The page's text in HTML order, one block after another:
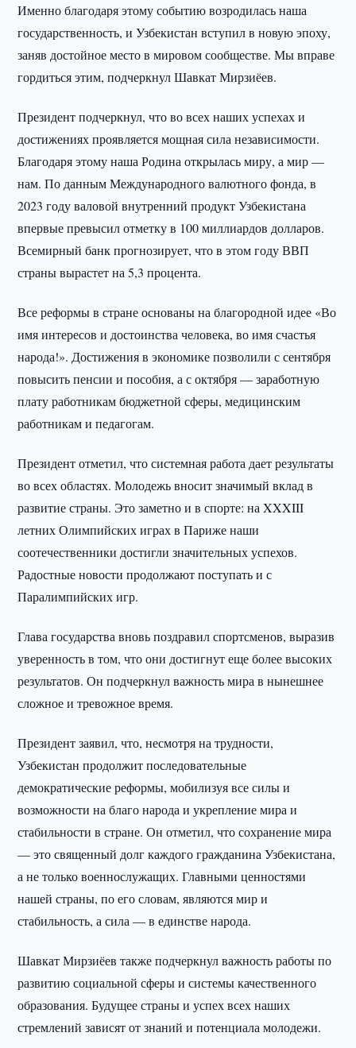
Именно благодаря этому событию возродилась наша
государственность, и Узбекистан вступил в новую эпоху,
заняв достойное место в мировом сообществе. Мы вправе
гордиться этим, подчеркнул Шавкат Мирзиёев.
Президент подчеркнул, что во всех наших успехах и
достижениях проявляется мощная сила независимости.
Благодаря этому наша Родина открылась миру, а мир —
нам. По данным Международного валютного фонда, в
2023 году валовой внутренний продукт Узбекистана
впервые превысил отметку в 100 миллиардов долларов.
Всемирный банк прогнозирует, что в этом году ВВП
страны вырастет на 5,3 процента.
Все реформы в стране основаны на благородной идее «Во
имя интересов и достоинства человека, во имя счастья
народа!». Достижения в экономике позволили с сентября
повысить пенсии и пособия, а с октября — заработную
плату работникам бюджетной сферы, медицинским
работникам и педагогам.
Президент отметил, что системная работа дает результаты
во всех областях. Молодежь вносит значимый вклад в
развитие страны. Это заметно и в спорте: на XXXIII
летних Олимпийских играх в Париже наши
соотечественники достигли значительных успехов.
Радостные новости продолжают поступать и с
Паралимпийских игр.
Глава государства вновь поздравил спортсменов, выразив
уверенность в том, что они достигнут еще более высоких
результатов. Он подчеркнул важность мира в нынешнее
сложное и тревожное время.
Президент заявил, что, несмотря на трудности,
Узбекистан продолжит последовательные
демократические реформы, мобилизуя все силы и
возможности на благо народа и укрепление мира и
стабильности в стране. Он отметил, что сохранение мира
— это священный долг каждого гражданина Узбекистана,
а не только военнослужащих. Главными ценностями
нашей страны, по его словам, являются мир и
стабильность, а сила — в единстве народа.
Шавкат Мирзиёев также подчеркнул важность работы по
развитию социальной сферы и системы качественного
образования. Будущее страны и успех всех наших
стремлений зависят от знаний и потенциала молодежи.